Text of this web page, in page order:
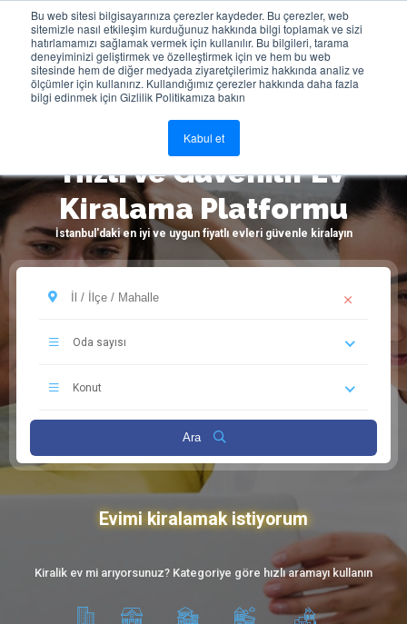
Bu web sitesi bilgisayarınıza çerezler kaydeder. Bu çerezler, web
sitemizle nasıl etkileşim kurduğunuz hakkında bilgi toplamak ve sizi
hatırlamamızı sağlamak vermek için kullanılır. Bu bilgileri, tarama
deneyiminizi geliştirmek ve özelleştirmek için ve hem bu web
sitesinde hem de diğer medyada ziyaretçilerimiz hakkında analiz ve
ölçümler için kullanırız. Kullandığımız çerezler hakkında daha fazla
bilgi edinmek için Gizlilik Politikamıza bakın
Kabul et
Giriş Yap
Hızlı ve Güvenilir Ev
Kiralama Platformu
İstanbul'daki en iyi ve uygun fiyatlı evleri güvenle kiralayın
Oda sayısı
Konut
Ara
Evimi kiralamak istiyorum
Kiralik ev mi arıyorsunuz? Kategoriye göre hızlı aramayı kullanın